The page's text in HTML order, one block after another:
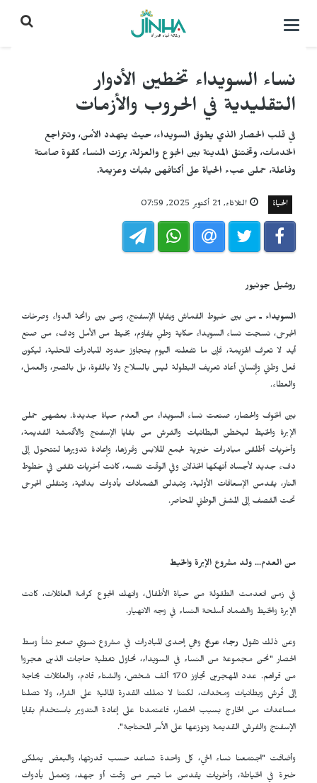
التحكم
نساء السويداء تخطين الأدوار
التقليدية في الحروب والأزمات
في قلب الحصار الذي يطوق السويداء، حيث يتهدد الأمن، وتتراجع
الخدمات، وتختنق المدينة بين الجوع والعزلة، برزت النساء كقوة صامتة
وفاعلة، حملن عبء الحياة على أكتافهن بثبات وعزيمة.
الحياة الثلاثاء, 21 أكتوبر 2025, 07:59
روشيل جونيور
السويداء ـمن بين خيوط القماش وبقايا الإسفنج، ومن بين رائحة الدواء وصرخات
الجرحى، نسجت نساء السويداء حكاية وطنٍ يقاوم، بخيط من الأمل ودفء من صنع
أيد لا تعرف الهزيمة، فإن ما تفعلنه اليوم يتجاوز حدود المبادرات المحلية، ليكون
فعل وطني وإنساني أعاد تعريف البطولة ليس بالسلاح ولا بالقوة، بل بالصبر، والعمل،
والعطاء.
بين الخوف والحصار، صنعت نساء السويداء من العدم حياة جديدة. بعضهن حملن
الإبرة والخيط ليخطن البطانيات والفرش من بقايا الإسفنج والأقمشة القديمة،
وأخريات أطلقن مبادرات خيرية لجمع الملابس وفرزها، وإعادة تدويرها لتتحول إلى
دفء جديد لأجساد أنهكها الخذلان وفي الوقت نفسه، كانت أخريات تقفن في خطوط
النار، يقدمن الإسعافات الأولية، وتبدلن الضمادات بأدوات بدائية، وتنقلن الجرحى
تحت القصف إلى المشفى الوطني المحاصر.
من العدم... ولد مشروع الإبرة والخيط
في زمن انعدمت الطفولة من حياة الأطفال، وانهك الجوع كرامة العائلات، كانت
الإبرة والخيط والضماد أسلحة النساء في وجه الانهيار.
وعن ذلك تقول رجاء عريجوهي إحدى المبادرات في مشروع نسوي صغير نشأ وسط
الحصار "نحن مجموعة من النساء في السويداء، نحاول تغطية حاجات الذين هجروا
من قراهم. عدد المهجرين تجاوز 170 ألف شخص، والشتاء قادم، والعائلات بحاجة
إلى فُرش وبطانيات ومخدات، لكننا لا نملك القدرة المالية على الشراء، ولا تصلنا
مساعدات من الخارج بسبب الحصار، فاعتمدنا على إعادة التدوير باستخدام بقايا
الإسفنج والفرش القديمة ونوزعها على الأسر المحتاجة".
وأضافت "اجتمعنا نساء الحي، كل واحدة تساعد حسب قدرتها، والبعض يملكن
خبرة في الخياطة، وأخريات يقدمن ما تيسر من وقت أو جهد، ونعمل بأدوات